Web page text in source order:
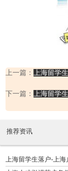
上一篇： 上海留学
下一篇： 上海留学
推荐资讯
上海留学生落户-上